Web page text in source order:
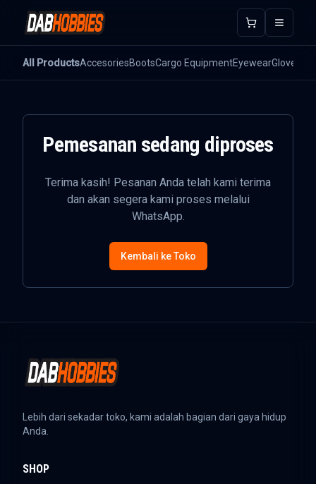
Open
All ProductsAccesoriesBootsCargo EquipmentEyewearGloves
Pemesanan sedang diproses
Terima kasih! Pesanan Anda telah kami terima
dan akan segera kami proses melalui
WhatsApp.
Kembali ke Toko
Lebih dari sekadar toko, kami adalah bagian dari gaya hidup
Anda.
SHOP